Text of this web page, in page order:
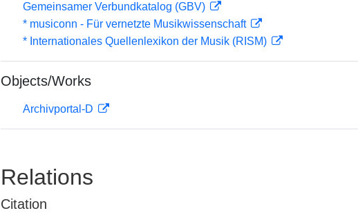
Gemeinsamer Verbundkatalog (GBV)
* musiconn - Für vernetzte Musikwissenschaft
* Internationales Quellenlexikon der Musik (RISM)
Objects/Works
Archivportal-D
Relations
Citation